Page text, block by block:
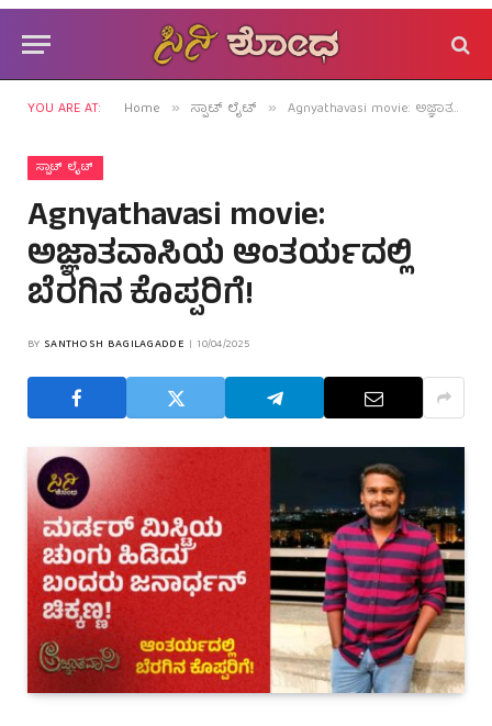
YOU ARE AT: Home » ಸ್ಪಾಟ್ ಲೈಟ್ » Agnyathavasi movie: ಅಜ್ಞಾತವಾಸಿಯ ಆಂತರ್ಯದಲ್ಲಿ ಬೆರಗಿನ ಕೊಪ್ಪರಿಗೆ!
ಸ್ಪಾಟ್ ಲೈಟ್
Agnyathavasi movie:
ಅಜ್ಞಾತವಾಸಿಯ ಆಂತರ್ಯದಲ್ಲಿ
ಬೆರಗಿನ ಕೊಪ್ಪರಿಗೆ!
BY SANTHOSH BAGILAGADDE 10/04/2025